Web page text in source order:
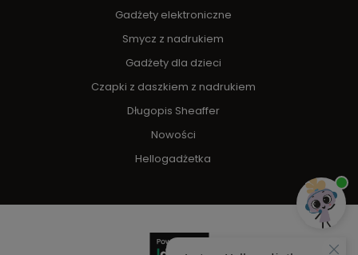
Gadżety elektroniczne
Smycz z nadrukiem
Gadżety dla dzieci
Czapki z daszkiem z nadrukiem
Długopis Sheaffer
Nowości
Hellogadżetka